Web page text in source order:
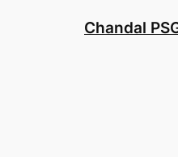
Chandal